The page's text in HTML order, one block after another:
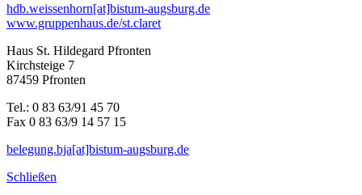
hdb.weissenhorn[at]bistum-augsburg.de
www.gruppenhaus.de/st.claret
Haus St. Hildegard Pfronten
Kirchsteige 7
87459 Pfronten
Tel.: 0 83 63/91 45 70
Fax 0 83 63/9 14 57 15
belegung.bja[at]bistum-augsburg.de
Schließen